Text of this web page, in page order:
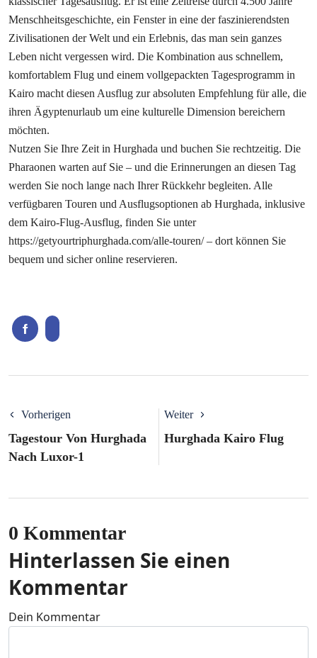
Menschheitsgeschichte, ein Fenster in eine der faszinierendsten
Zivilisationen der Welt und ein Erlebnis, das man sein ganzes
Leben nicht vergessen wird. Die Kombination aus schnellem,
komfortablem Flug und einem vollgepackten Tagesprogramm in
Kairo macht diesen Ausflug zur absoluten Empfehlung für alle, die
ihren Ägyptenurlaub um eine kulturelle Dimension bereichern
möchten.
Nutzen Sie Ihre Zeit in Hurghada und buchen Sie rechtzeitig. Die
Pharaonen warten auf Sie – und die Erinnerungen an diesen Tag
werden Sie noch lange nach Ihrer Rückkehr begleiten. Alle
verfügbaren Touren und Ausflugsoptionen ab Hurghada, inklusive
dem Kairo-Flug-Ausflug, finden Sie unter
https://getyourtriphurghada.com/alle-touren/ – dort können Sie
bequem und sicher online reservieren.
Vorherigen
Tagestour Von Hurghada
Nach Luxor-1
Weiter
Hurghada Kairo Flug
0 Kommentar
Hinterlassen Sie einen
Kommentar
Dein Kommentar